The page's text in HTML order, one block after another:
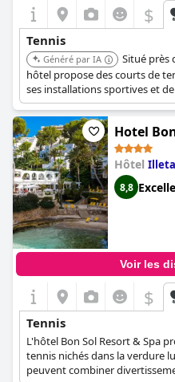
$
Tennis
Généré par IA
Situé près
hôtel propose des courts de
ses installations sportives et
Hotel
Hôtel
8,8
Voir les
$
Tennis
L'hôtel Bon Sol Resort & Spa
tennis nichés dans la verdure
peuvent combiner